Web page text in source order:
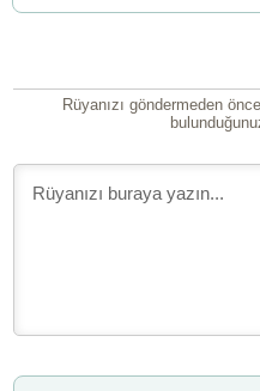
Rüyanızı göndermeden